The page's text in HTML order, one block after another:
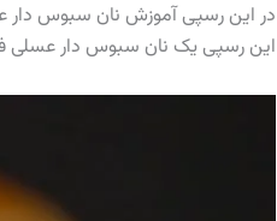
در این رسپی آموزش نان سبوس دار
این رسپی یک نان سبوس دار عسلی فوق